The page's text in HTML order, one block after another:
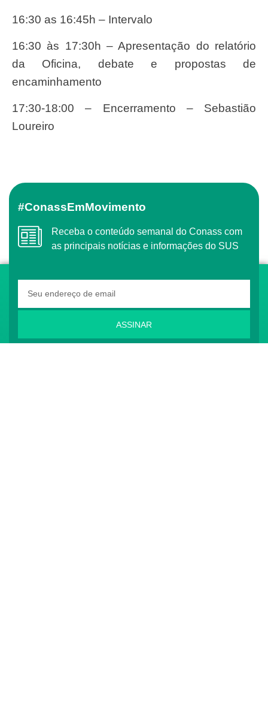
16:30 as 16:45h – Intervalo
16:30 às 17:30h – Apresentação do relatório
da Oficina, debate e propostas de
encaminhamento
17:30-18:00 – Encerramento – Sebastião
Loureiro
#ConassEmMovimento
Receba o conteúdo semanal do Conass com
as principais notícias e informações do SUS
ASSINAR